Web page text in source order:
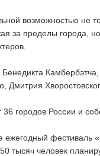
возможностью не
за пределы города,
Бенедикта
городов России и
фестиваль
тысяч человек